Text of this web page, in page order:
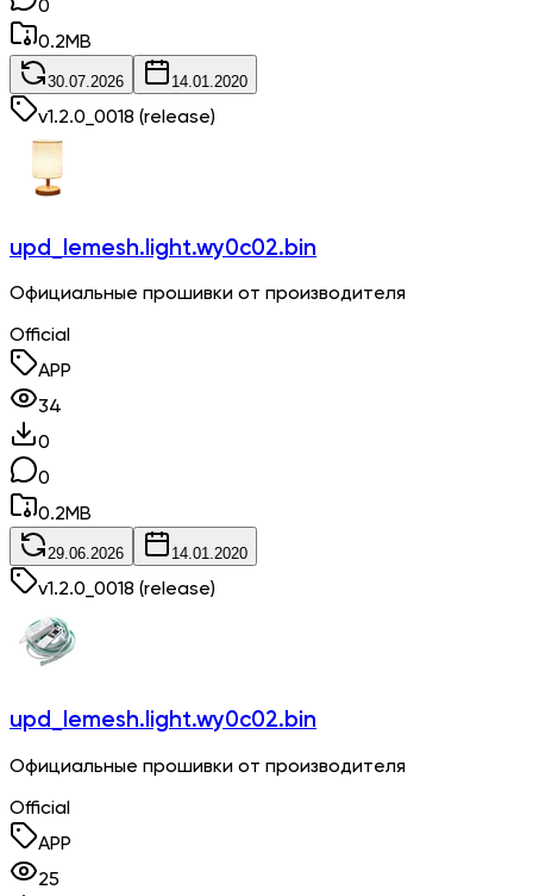
0
0.2MB
30.07.2026 14.01.2020
v1.2.0_0018 (release)
upd_lemesh.light.wy0c02.bin
Официальные прошивки от производителя
Official
APP
34
0
0
0.2MB
29.06.2026 14.01.2020
v1.2.0_0018 (release)
upd_lemesh.light.wy0c02.bin
Официальные прошивки от производителя
Official
APP
25